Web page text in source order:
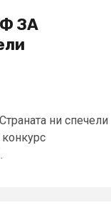
ЗА
ни спечели